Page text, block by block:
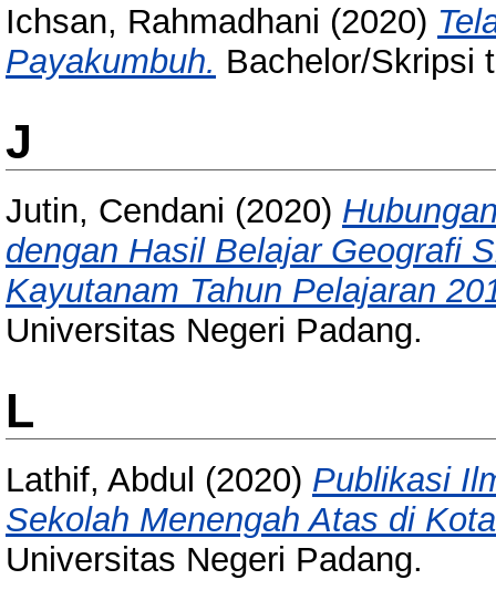
Ichsan, Rahmadhani (2020)
Payakumbuh. Bachelor/Skripsi
J
Jutin, Cendani (2020)
dengan Hasil Belajar Geografi
Kayutanam Tahun Pelajaran
Universitas Negeri Padang.
L
Lathif, Abdul (2020) Publikasi
Sekolah Menengah Atas di
Universitas Negeri Padang.